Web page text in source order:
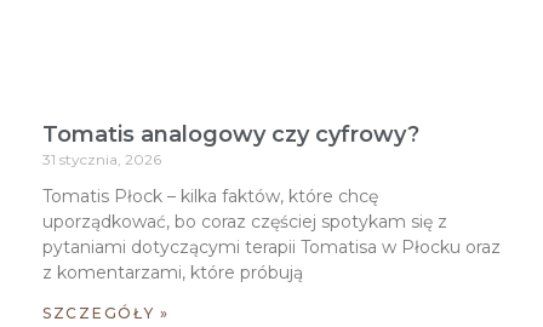
Tomatis analogowy czy cyfrowy?
31 stycznia, 2026
Tomatis Płock – kilka faktów, które chcę
uporządkować, bo coraz częściej spotykam się z
pytaniami dotyczącymi terapii Tomatisa w Płocku oraz
z komentarzami, które próbują
SZCZEGÓŁY »